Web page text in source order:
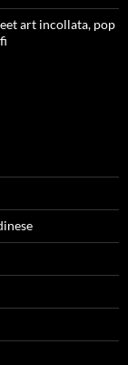
art incollata, pop